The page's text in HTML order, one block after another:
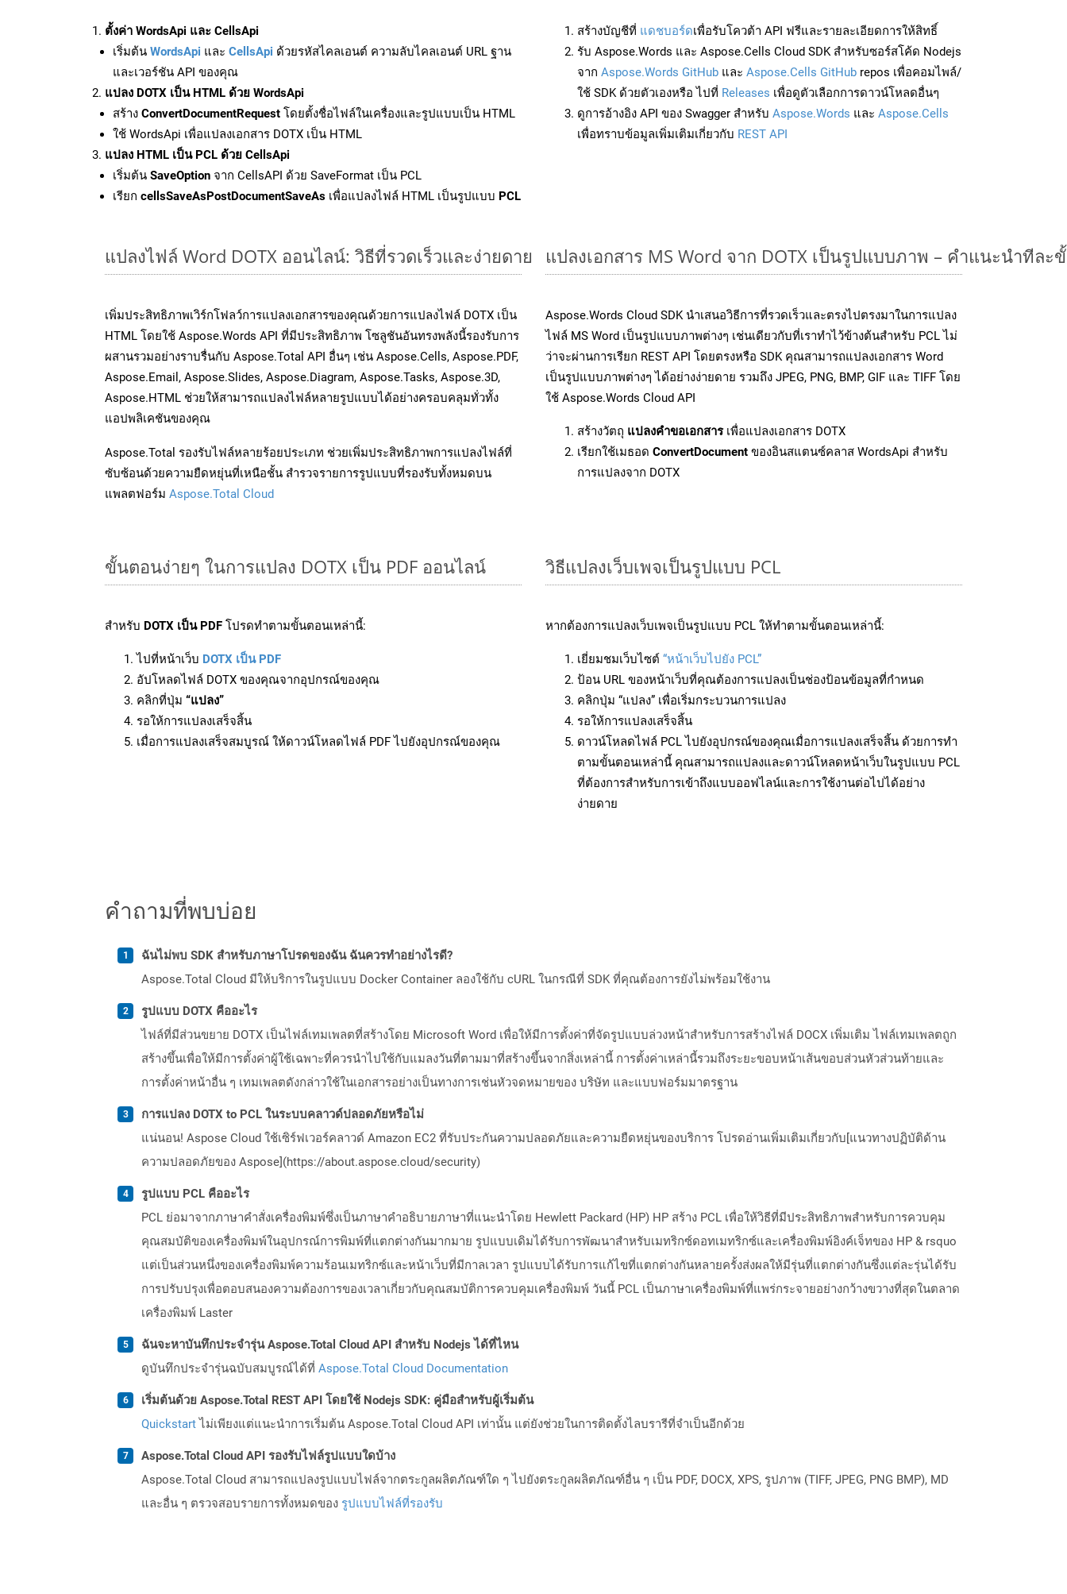
ตั้งค่า WordsApi และ CellsApi
เริ่มต้น WordsApi และ CellsApi ด้วยรหัสไคลเอนต์ ความลับไคลเอนต์ URL ฐาน
และเวอร์ชัน API ของคุณ
แปลง DOTX เป็น HTML ด้วย WordsApi
สร้าง ConvertDocumentRequest โดยตั้งชื่อไฟล์ในเครื่องและรูปแบบเป็น HTML
ใช้ WordsApi เพื่อแปลงเอกสาร DOTX เป็น HTML
แปลง HTML เป็น PCL ด้วย CellsApi
เริ่มต้น SaveOption จาก CellsAPI ด้วย SaveFormat เป็น PCL
เรียก cellsSaveAsPostDocumentSaveAs เพื่อแปลงไฟล์ HTML เป็นรูปแบบ PCL
สร้างบัญชีที่ แดชบอร์ดเพื่อรับโควต้า API ฟรีและรายละเอียดการให้สิทธิ์
รับ Aspose.Words และ Aspose.Cells Cloud SDK สำหรับซอร์สโค้ด Nodejs
จาก Aspose.Words GitHub และ Aspose.Cells GitHub repos เพื่อคอมไพล์/
ใช้ SDK ด้วยตัวเองหรือ ไปที่ Releases เพื่อดูตัวเลือกการดาวน์โหลดอื่นๆ
ดูการอ้างอิง API ของ Swagger สำหรับ Aspose.Words และ Aspose.Cells
เพื่อทราบข้อมูลเพิ่มเติมเกี่ยวกับ REST API
แปลงไฟล์ Word DOTX ออนไลน์: วิธีที่รวดเร็วและง่ายดาย
เพิ่มประสิทธิภาพเวิร์กโฟลว์การแปลงเอกสารของคุณด้วยการแปลงไฟล์ DOTX เป็น
HTML โดยใช้ Aspose.Words API ที่มีประสิทธิภาพ โซลูชันอันทรงพลังนี้รองรับการ
ผสานรวมอย่างราบรื่นกับ Aspose.Total API อื่นๆ เช่น Aspose.Cells, Aspose.PDF,
Aspose.Email, Aspose.Slides, Aspose.Diagram, Aspose.Tasks, Aspose.3D,
Aspose.HTML ช่วยให้สามารถแปลงไฟล์หลายรูปแบบได้อย่างครอบคลุมทั่วทั้ง
แอปพลิเคชันของคุณ
Aspose.Total รองรับไฟล์หลายร้อยประเภท ช่วยเพิ่มประสิทธิภาพการแปลงไฟล์ที่
ซับซ้อนด้วยความยืดหยุ่นที่เหนือชั้น สำรวจรายการรูปแบบที่รองรับทั้งหมดบน
แพลตฟอร์ม Aspose.Total Cloud
แปลงเอกสาร MS Word จาก DOTX เป็นรูปแบบภาพ – คำแนะนำทีละ
Aspose.Words Cloud SDK นำเสนอวิธีการที่รวดเร็วและตรงไปตรงมาในการแปลง
ไฟล์ MS Word เป็นรูปแบบภาพต่างๆ เช่นเดียวกับที่เราทำไว้ข้างต้นสำหรับ PCL ไม่
ว่าจะผ่านการเรียก REST API โดยตรงหรือ SDK คุณสามารถแปลงเอกสาร Word
เป็นรูปแบบภาพต่างๆ ได้อย่างง่ายดาย รวมถึง JPEG, PNG, BMP, GIF และ TIFF โดย
ใช้ Aspose.Words Cloud API
สร้างวัตถุ แปลงคำขอเอกสารเพื่อแปลงเอกสาร DOTX
เรียกใช้เมธอด ConvertDocument ของอินสแตนซ์คลาส WordsApi สำหรับ
การแปลงจาก DOTX
ขั้นตอนง่ายๆ ในการแปลง DOTX เป็น PDF ออนไลน์
สำหรับ DOTX เป็น PDF โปรดทำตามขั้นตอนเหล่านี้:
ไปที่หน้าเว็บ DOTX เป็น PDF
อัปโหลดไฟล์ DOTX ของคุณจากอุปกรณ์ของคุณ
คลิกที่ปุ่ม “แปลง”
รอให้การแปลงเสร็จสิ้น
เมื่อการแปลงเสร็จสมบูรณ์ ให้ดาวน์โหลดไฟล์ PDF ไปยังอุปกรณ์ของคุณ
วิธีแปลงเว็บเพจเป็นรูปแบบ PCL
หากต้องการแปลงเว็บเพจเป็นรูปแบบ PCL ให้ทำตามขั้นตอนเหล่านี้:
เยี่ยมชมเว็บไซต์ “หน้าเว็บไปยัง PCL”
ป้อน URL ของหน้าเว็บที่คุณต้องการแปลงเป็นช่องป้อนข้อมูลที่กำหนด
คลิกปุ่ม “แปลง” เพื่อเริ่มกระบวนการแปลง
รอให้การแปลงเสร็จสิ้น
ดาวน์โหลดไฟล์ PCL ไปยังอุปกรณ์ของคุณเมื่อการแปลงเสร็จสิ้น ด้วยการทำ
ตามขั้นตอนเหล่านี้ คุณสามารถแปลงและดาวน์โหลดหน้าเว็บในรูปแบบ PCL
ที่ต้องการสำหรับการเข้าถึงแบบออฟไลน์และการใช้งานต่อไปได้อย่าง
ง่ายดาย
คำถามที่พบบ่อย
ฉันไม่พบ SDK สำหรับภาษาโปรดของฉัน ฉันควรทำอย่างไรดี?
Aspose.Total Cloud มีให้บริการในรูปแบบ Docker Container ลองใช้กับ cURL ในกรณีที่ SDK ที่คุณต้องการยังไม่พร้อมใช้งาน
รูปแบบ DOTX คืออะไร
ไฟล์ที่มีส่วนขยาย DOTX เป็นไฟล์เทมเพลตที่สร้างโดย Microsoft Word เพื่อให้มีการตั้งค่าที่จัดรูปแบบล่วงหน้าสำหรับการสร้างไฟล์ DOCX เพิ่มเติม ไฟล์เทมเพลตถูก
สร้างขึ้นเพื่อให้มีการตั้งค่าผู้ใช้เฉพาะที่ควรนำไปใช้กับแมลงวันที่ตามมาที่สร้างขึ้นจากสิ่งเหล่านี้ การตั้งค่าเหล่านี้รวมถึงระยะขอบหน้าเส้นขอบส่วนหัวส่วนท้ายและ
การตั้งค่าหน้าอื่น ๆ เทมเพลตดังกล่าวใช้ในเอกสารอย่างเป็นทางการเช่นหัวจดหมายของ บริษัท และแบบฟอร์มมาตรฐาน
การแปลง DOTX to PCL ในระบบคลาวด์ปลอดภัยหรือไม่
แน่นอน! Aspose Cloud ใช้เซิร์ฟเวอร์คลาวด์ Amazon EC2 ที่รับประกันความปลอดภัยและความยืดหยุ่นของบริการ โปรดอ่านเพิ่มเติมเกี่ยวกับ[แนวทางปฏิบัติด้าน
ความปลอดภัยของ Aspose](https://about.aspose.cloud/security)
รูปแบบ PCL คืออะไร
PCL ย่อมาจากภาษาคำสั่งเครื่องพิมพ์ซึ่งเป็นภาษาคำอธิบายภาษาที่แนะนำโดย Hewlett Packard (HP) HP สร้าง PCL เพื่อให้วิธีที่มีประสิทธิภาพสำหรับการควบคุม
คุณสมบัติของเครื่องพิมพ์ในอุปกรณ์การพิมพ์ที่แตกต่างกันมากมาย รูปแบบเดิมได้รับการพัฒนาสำหรับเมทริกซ์ดอทเมทริกซ์และเครื่องพิมพ์อิงค์เจ็ทของ HP & rsquo
แต่เป็นส่วนหนึ่งของเครื่องพิมพ์ความร้อนเมทริกซ์และหน้าเว็บที่มีกาลเวลา รูปแบบได้รับการแก้ไขที่แตกต่างกันหลายครั้งส่งผลให้มีรุ่นที่แตกต่างกันซึ่งแต่ละรุ่นได้รับ
การปรับปรุงเพื่อตอบสนองความต้องการของเวลาเกี่ยวกับคุณสมบัติการควบคุมเครื่องพิมพ์ วันนี้ PCL เป็นภาษาเครื่องพิมพ์ที่แพร่กระจายอย่างกว้างขวางที่สุดในตลาด
เครื่องพิมพ์ Laster
ฉันจะหาบันทึกประจำรุ่น Aspose.Total Cloud API สำหรับ Nodejs ได้ที่ไหน
ดูบันทึกประจำรุ่นฉบับสมบูรณ์ได้ที่ Aspose.Total Cloud Documentation
เริ่มต้นด้วย Aspose.Total REST API โดยใช้ Nodejs SDK: คู่มือสำหรับผู้เริ่มต้น
Quickstartไม่เพียงแต่แนะนำการเริ่มต้น Aspose.Total Cloud API เท่านั้น แต่ยังช่วยในการติดตั้งไลบรารีที่จำเป็นอีกด้วย
Aspose.Total Cloud API รองรับไฟล์รูปแบบใดบ้าง
Aspose.Total Cloud สามารถแปลงรูปแบบไฟล์จากตระกูลผลิตภัณฑ์ใด ๆ ไปยังตระกูลผลิตภัณฑ์อื่น ๆ เป็น PDF, DOCX, XPS, รูปภาพ (TIFF, JPEG, PNG BMP), MD
และอื่น ๆ ตรวจสอบรายการทั้งหมดของ รูปแบบไฟล์ที่รองรับ